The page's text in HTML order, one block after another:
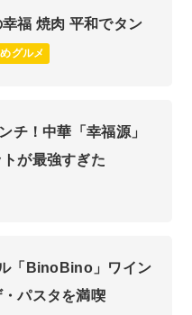
福 焼肉 平和でタン
グルメ
チ！中華「幸福源」
が最強すぎた
「BinoBino」ワイン
パスタを満喫